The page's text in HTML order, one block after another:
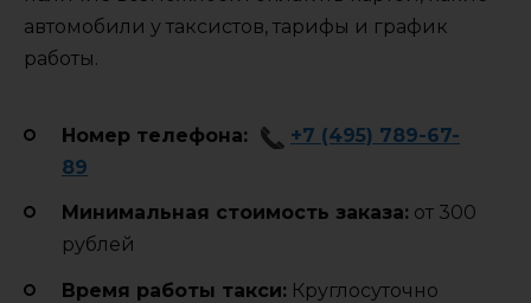
автомобили у таксистов, тарифы и график
работы.
Номер телефона:
+7 (495) 789-67-
89
Минимальная стоимость заказа: от 300
рублей
Время работы такси: Круглосуточно